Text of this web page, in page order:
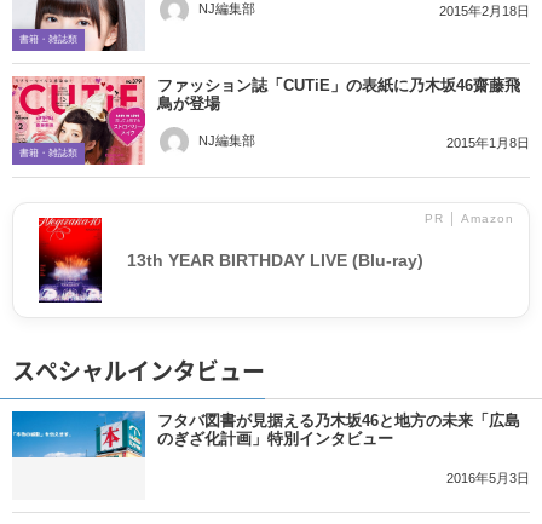
書籍・雑誌類
NJ編集部 2015年2月18日
書籍・雑誌類
ファッション誌「CUTiE」の表紙に乃木坂46齋藤飛
鳥が登場
NJ編集部 2015年1月8日
PR │ Amazon
13th YEAR BIRTHDAY LIVE (Blu-ray)
スペシャルインタビュー
フタバ図書が見据える乃木坂46と地方の未来「広島
のぎざ化計画」特別インタビュー
2016年5月3日